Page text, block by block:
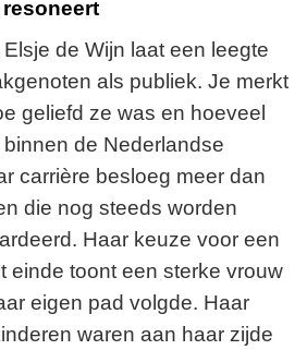
de Wijn laat een leegte
als publiek. Je merkt
geliefd ze was en hoeveel
de Nederlandse
carrière besloeg meer dan
die nog steeds worden
Haar keuze voor een
einde toont een sterke vrouw
eigen pad volgde. Haar
waren aan haar zijde